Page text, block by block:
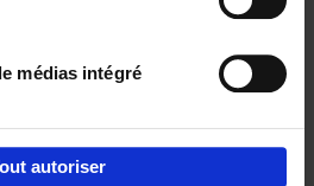
médias intégré
autoriser